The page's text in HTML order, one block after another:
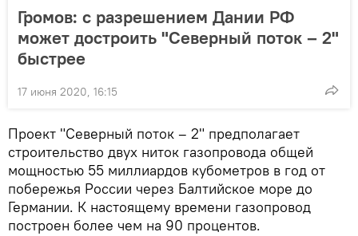
Громов: с разрешением Дании РФ
может достроить "Северный поток – 2"
быстрее
17 июня 2020, 16:15
Проект "Северный поток – 2" предполагает
строительство двух ниток газопровода общей
мощностью 55 миллиардов кубометров в год от
побережья России через Балтийское море до
Германии. К настоящему времени газопровод
построен более чем на 90 процентов.